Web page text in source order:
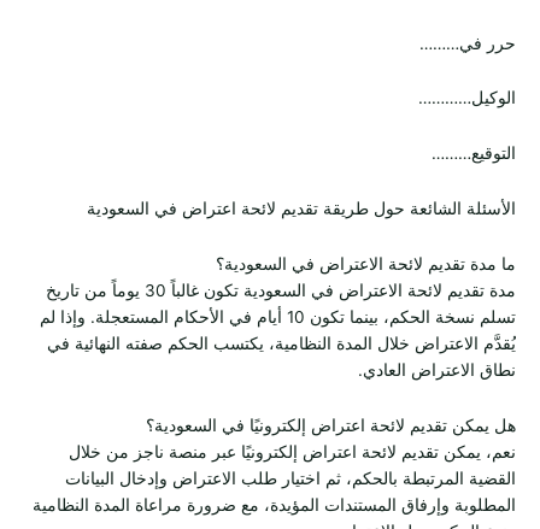
حرر في………
الوكيل…………
التوقيع………
الأسئلة الشائعة حول طريقة تقديم لائحة اعتراض في السعودية
ما مدة تقديم لائحة الاعتراض في السعودية؟
مدة تقديم لائحة الاعتراض في السعودية تكون غالباً 30 يوماً من تاريخ
تسلم نسخة الحكم، بينما تكون 10 أيام في الأحكام المستعجلة. وإذا لم
يُقدَّم الاعتراض خلال المدة النظامية، يكتسب الحكم صفته النهائية في
نطاق الاعتراض العادي.
هل يمكن تقديم لائحة اعتراض إلكترونيًا في السعودية؟
نعم، يمكن تقديم لائحة اعتراض إلكترونيًا عبر منصة ناجز من خلال
القضية المرتبطة بالحكم، ثم اختيار طلب الاعتراض وإدخال البيانات
المطلوبة وإرفاق المستندات المؤيدة، مع ضرورة مراعاة المدة النظامية